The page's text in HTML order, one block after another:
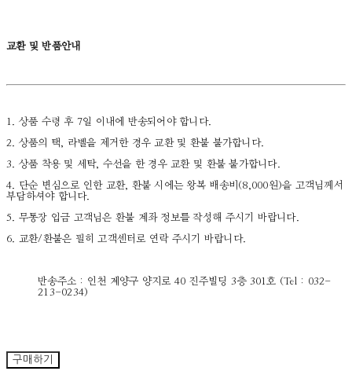
교환 및 반품안내
1. 상품 수령 후 7일 이내에 반송되어야 합니다.
2. 상품의 택, 라벨을 제거한 경우 교환 및 환불 불가합니다.
3. 상품 착용 및 세탁, 수선을 한 경우 교환 및 환불 불가합니다.
4. 단순 변심으로 인한 교환, 환불 시에는 왕복 배송비(8,000원)을 고객님께서
부담하셔야 합니다.
5. 무통장 입금 고객님은 환불 계좌 정보를 작성해 주시기 바랍니다.
6. 교환/환불은 필히 고객센터로 연락 주시기 바랍니다.
반송주소 : 인천 계양구 양지로 40 진주빌딩 3층 301호 (Tel : 032-
213-0234)
구매하기